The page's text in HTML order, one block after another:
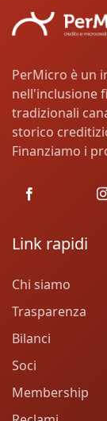
PerMicro è un
nell'inclusione
tradizionali
storico
Finanziamo i
Link rapidi
Chi siamo
Trasparenza
Bilanci
Soci
Membership